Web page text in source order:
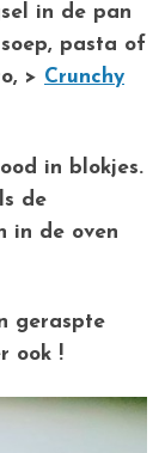
in de pan
pasta of
> Crunchy
in blokjes.
de
in de oven
geraspte
ook !